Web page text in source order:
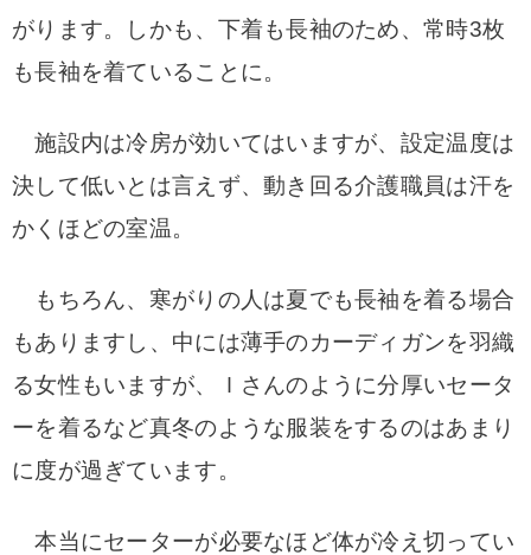
がります。
しかも、下着も長袖のため、常時3枚
も長袖を着ていることに。
施設内は冷房が効いてはいますが、設定温度は
決して低いとは言えず、動き回る介護職員は汗を
かくほどの室温。
もちろん、寒がりの人は夏でも長袖を着る場合
もありますし、中には薄手のカーディガンを羽織
る女性もいますが、Ｉさんのように分厚いセータ
ーを着るなど真冬のような服装をするのはあまり
に度が過ぎています。
本当にセーターが必要なほど体が冷え切ってい